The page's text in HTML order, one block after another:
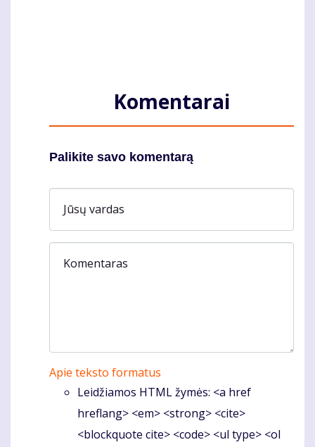
Komentarai
Palikite savo komentarą
Jūsų vardas
Komentaras
Apie teksto formatus
Leidžiamos HTML žymės: <a href
hreflang> <em> <strong> <cite>
<blockquote cite> <code> <ul type> <ol